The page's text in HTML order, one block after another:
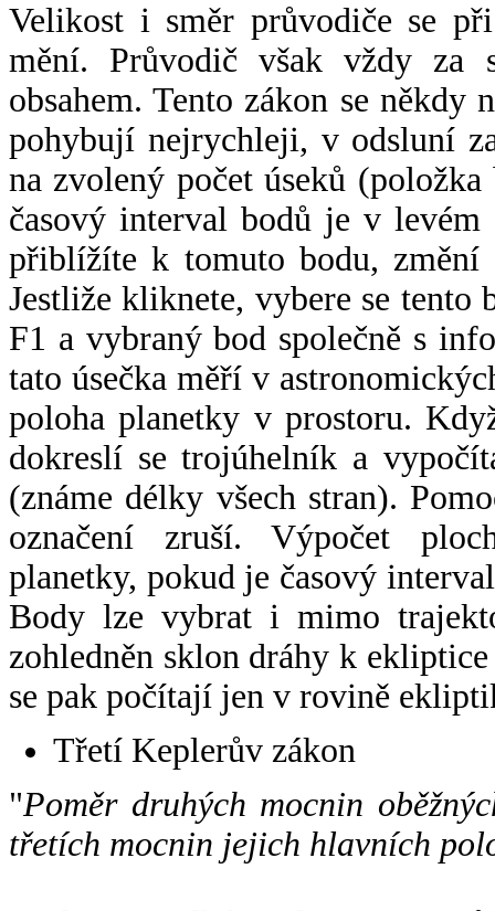
Velikost i směr průvodiče se
mění. Průvodič však vždy za
obsahem. Tento zákon se někdy
pohybují nejrychleji, v odsluní
na zvolený počet úseků
časový interval bodů je v
přiblížíte k tomuto bodu,
Jestliže kliknete, vybere se tento
F1 a vybraný bod společně s
tato úsečka měří v
poloha planetky v prostoru.
dokreslí se trojúhelník a
(známe délky všech stran).
označení zruší. Výpočet
planetky, pokud je časový
Body lze vybrat i mimo
zohledněn sklon dráhy k
se pak počítají jen v rovině
Třetí Keplerův zákon
"Poměr druhých mocnin
třetích mocnin jejich hlavních